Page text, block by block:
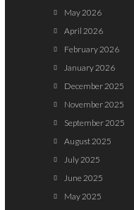
May 2026
April 2026
February 2026
January 2026
December 2025
November 2025
September 2025
August 2025
July 2025
June 2025
May 2025